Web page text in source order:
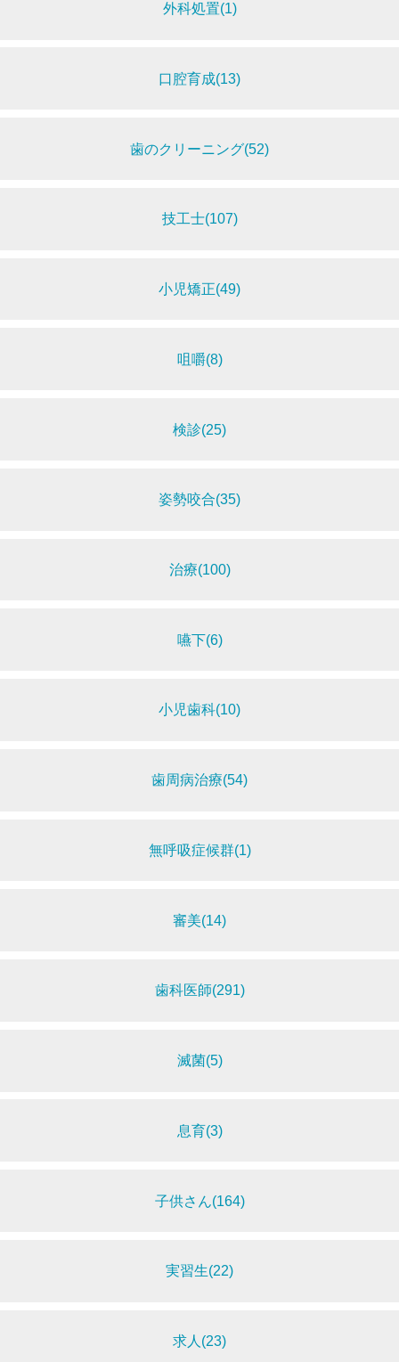
外科処置(1)
口腔育成(13)
歯のクリーニング(52)
技工士(107)
小児矯正(49)
咀嚼(8)
検診(25)
姿勢咬合(35)
治療(100)
嚥下(6)
小児歯科(10)
歯周病治療(54)
無呼吸症候群(1)
審美(14)
歯科医師(291)
滅菌(5)
息育(3)
子供さん(164)
実習生(22)
求人(23)